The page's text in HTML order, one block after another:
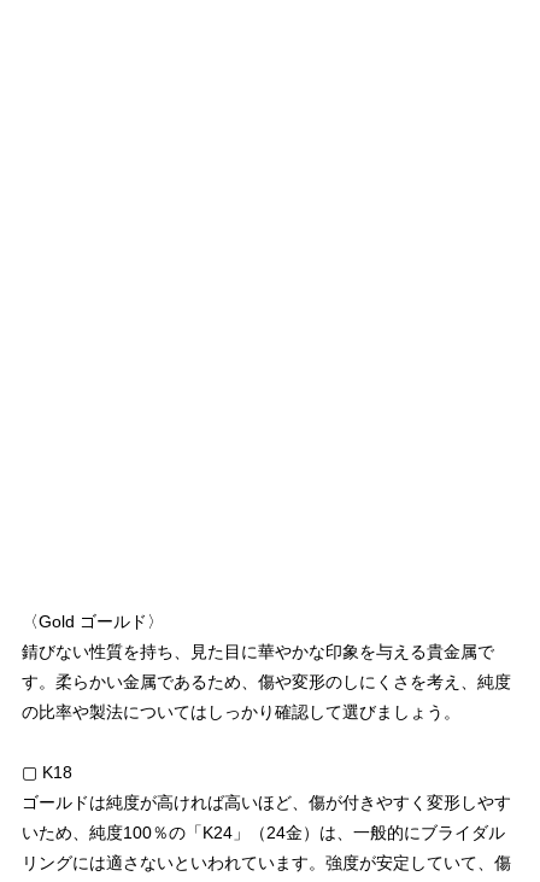
〈Gold ゴールド〉
錆びない性質を持ち、見た目に華やかな印象を与える貴金属で
す。柔らかい金属であるため、傷や変形のしにくさを考え、純度
の比率や製法についてはしっかり確認して選びましょう。
▢ K18
ゴールドは純度が高ければ高いほど、傷が付きやすく変形しやす
いため、純度100％の「K24」（24金）は、一般的にブライダル
リングには適さないといわれています。強度が安定していて、傷